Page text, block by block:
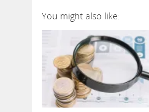
You might also like: